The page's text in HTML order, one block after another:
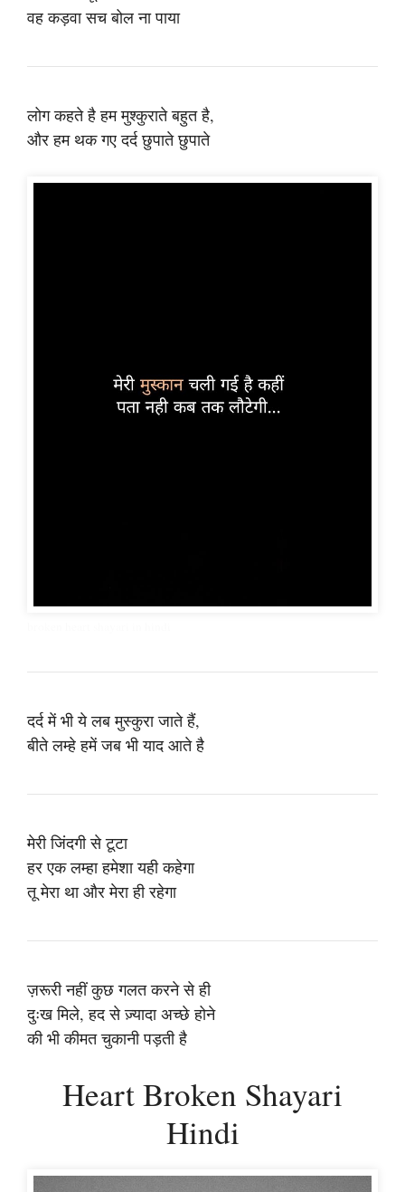
वह कड़वा सच बोल ना पाया
लोग कहते है हम मुश्कुराते बहुत है,
और हम थक गए दर्द छुपाते छुपाते
दर्द में भी ये लब मुस्कुरा जाते हैं,
बीते लम्हे हमें जब भी याद आते है
मेरी जिंदगी से टूटा
हर एक लम्हा हमेशा यही कहेगा
तू मेरा था और मेरा ही रहेगा
ज़रूरी नहीं कुछ गलत करने से ही
दुःख मिले, हद से ज़्यादा अच्छे होने
की भी कीमत चुकानी पड़ती है
Heart Broken Shayari
Hindi